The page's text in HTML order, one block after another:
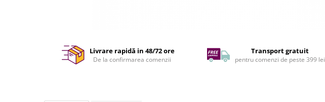
Livrare rapidă in 48/72 ore
De la confirmarea comenzii
Transport gratuit
pentru comenzi de peste 399 lei